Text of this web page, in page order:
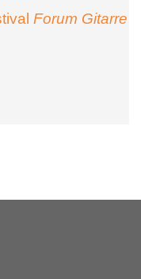
Forum Gitarre